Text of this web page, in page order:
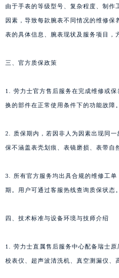
由于手表的等级型号、复杂程度、制作
因素，导致每款腕表不同情况的维修
表的具体信息、腕表现状及服务项目，
三、官方质保政策
1. 劳力士官方售后服务在完成维修或
换的部件在正常使用条件下的功能故障。
2. 质保期内，若因非人为因素出现同
保不涵盖表壳划痕、表镜磨损、表带自
3. 所有官方服务均出具合规的维修工
期。用户可通过客服热线查询质保状态。
四、技术标准与设备环境与技师介绍
1. 劳力士直属售后服务中心配备瑞士
校表仪、超声波清洗机、真空测漏仪、